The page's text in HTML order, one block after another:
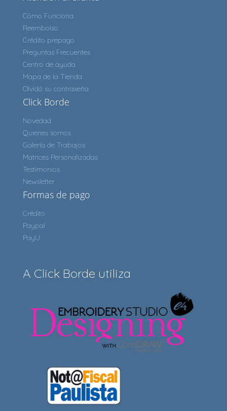
Cómo Funciona
Reembolso
Crédito prepago
Preguntas Frecuentes
Centro de ayuda
Mapa de la Tienda
Olvidó su contraseña
Click Borde
Novedad
Quienes somos
Galería de Trabajos
Matrices Personalizadas
Testimonios
Newsletter
Formas de pago
Crédito
Paypal
PayU
A Click Borde utiliza